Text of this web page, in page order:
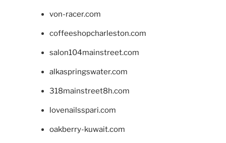
von-racer.com
coffeeshopcharleston.com
salon104mainstreet.com
alkaspringswater.com
318mainstreet8h.com
lovenailsspari.com
oakberry-kuwait.com